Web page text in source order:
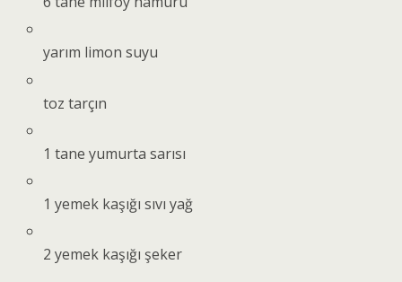
yarım limon suyu
toz tarçın
1 tane yumurta sarısı
1 yemek kaşığı sıvı yağ
2 yemek kaşığı şeker